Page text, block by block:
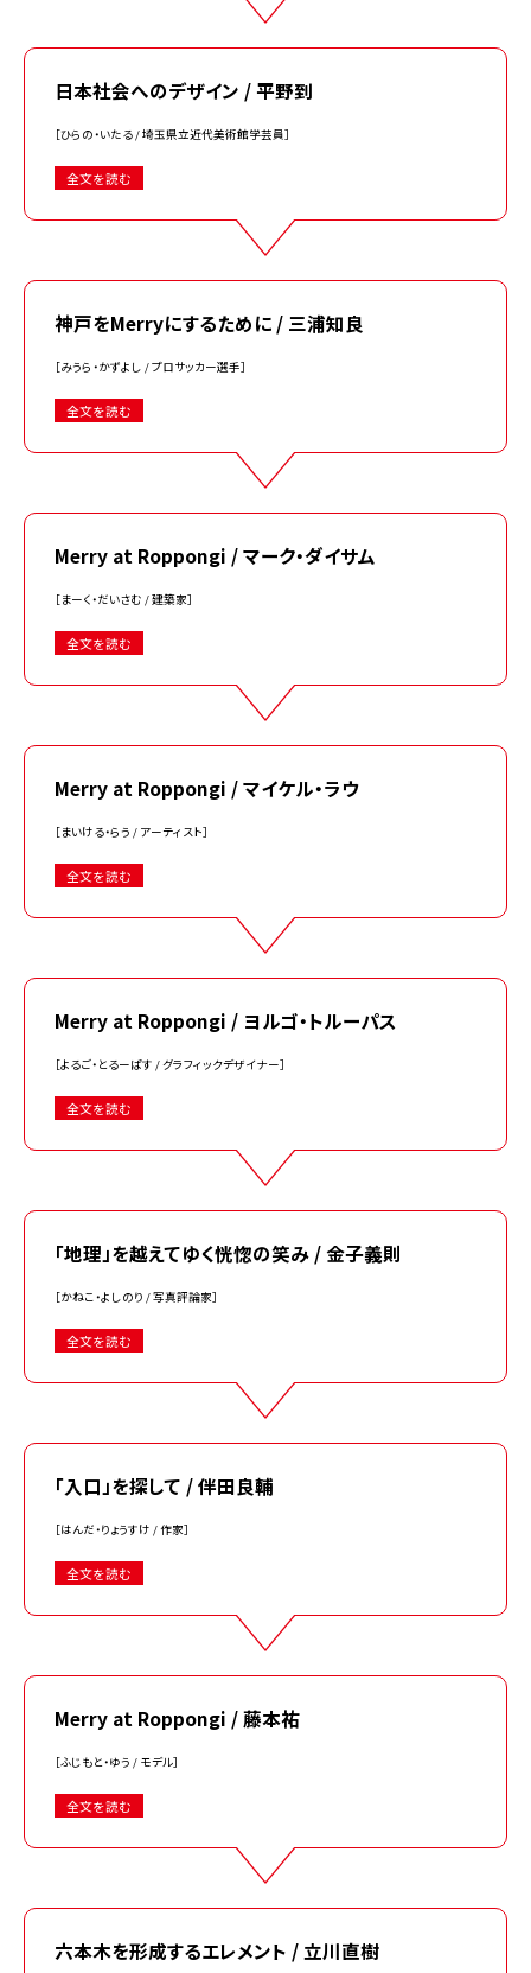
日本社会へのデザイン / 平野到
［ひらの・いたる / 埼玉県立近代美術館学芸員］
全文を読む
神戸をMerryにするために / 三浦知良
［みうら・かずよし / プロサッカー選手］
全文を読む
Merry at Roppongi / マーク・ダイサム
［まーく・だいさむ / 建築家］
全文を読む
Merry at Roppongi / マイケル・ラウ
［まいける・らう / アーティスト］
全文を読む
Merry at Roppongi / ヨルゴ・トルーパス
［よるご・とるーぱす / グラフィックデザイナー］
全文を読む
「地理」を越えてゆく恍惚の笑み / 金子義則
［かねこ・よしのり / 写真評論家］
全文を読む
「入口」を探して / 伴田良輔
［はんだ・りょうすけ / 作家］
全文を読む
Merry at Roppongi / 藤本祐
［ふじもと・ゆう / モデル］
全文を読む
六本木を形成するエレメント / 立川直樹